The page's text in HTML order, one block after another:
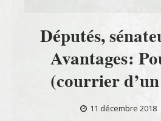
Députés,
Avantages:
(courrier
11 décembre 2018